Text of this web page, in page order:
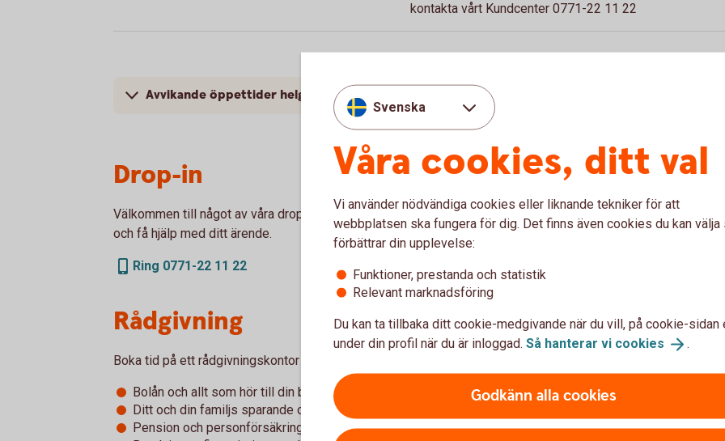
kontakta vårt Kundcenter 0771-22 11 22
Avvikande öppettider helgdagar
Drop-in
Välkommen till något av våra drop-in-kontor under våra öppettider. Du kan även ringa oss
och få hjälp med ditt ärende.
Ring 0771-22 11 22
Rådgivning
Boka tid på ett rådgivningskontor när du vill prata om:
Bolån och allt som hör till din boendeekonomi
Ditt och din familjs sparande och placeringar
Pension och personförsäkringar
Svenska
Våra cookies, ditt val
Vi använder nödvändiga cookies eller liknande tekniker för att
webbplatsen ska fungera för dig. Det finns även cookies du kan välja
förbättrar din upplevelse:
Funktioner, prestanda och statistik
Relevant marknadsföring
Du kan ta tillbaka ditt cookie-medgivande när du vill, på cookie-sidan
under din profil när du är inloggad. Så hanterar vi cookies .
Godkänn alla cookies